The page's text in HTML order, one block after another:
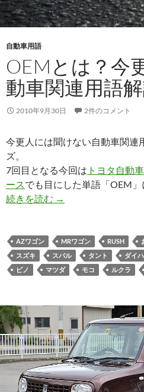
自動車用語
OEMとは？今
動車関連用語解
2010年9月30日 2件のコメント
今更人には聞けない自動車関連
ズ。
7回目となる今回は トヨタ自動
ースでも目にした単語「OEM」
続きを読む →
AZワゴン MRワゴン RUSH
スズキ
スバル タント ダイ
ピノ
マツダ モコ ルクラ